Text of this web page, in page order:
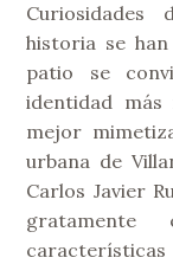
historia se
patio se
identidad
mejor
urbana de
Carlos Javier
características